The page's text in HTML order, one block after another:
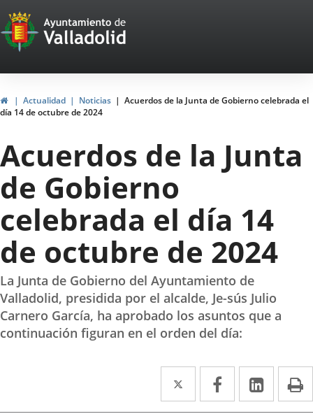
Portal
Web
del
Ayuntamiento
de
Valladolid
HomeActualidad Noticias
Acuerdos de la Junta de Gobierno celebrada el
día 14 de octubre de 2024
Acuerdos de la Junta
de Gobierno
celebrada el día 14
de octubre de 2024
La Junta de Gobierno del Ayuntamiento de
Valladolid, presidida por el alcalde, Je-sús Julio
Carnero García, ha aprobado los asuntos que a
continuación figuran en el orden del día:
Twitter
Enlace
a
Facebook
Enlace
a
Enlace
a